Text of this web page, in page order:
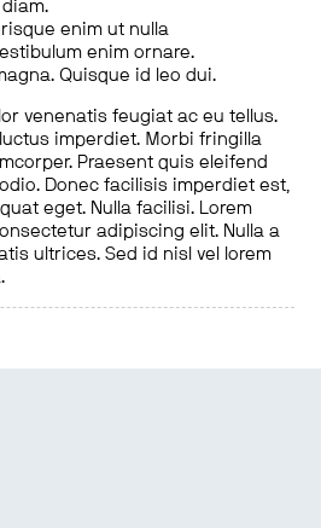
enim ut nulla
enim ornare.
Quisque id leo dui.
venenatis feugiat ac eu tellus.
imperdiet. Morbi fringilla
Praesent quis eleifend
Donec facilisis imperdiet est,
eget. Nulla facilisi. Lorem
adipiscing elit. Nulla a
ultrices. Sed id nisl vel lorem